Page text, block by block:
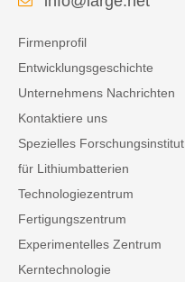
Firmenprofil
Entwicklungsgeschichte
Unternehmens Nachrichten
Kontaktiere uns
Spezielles Forschungsinstitut
für Lithiumbatterien
Technologiezentrum
Fertigungszentrum
Experimentelles Zentrum
Kerntechnologie